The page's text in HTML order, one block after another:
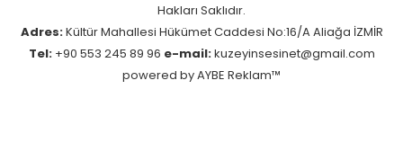
Hakları Saklıdır.
Adres:Kültür Mahallesi Hükümet Caddesi No:16/A Aliağa İZMİR
Tel:+90 553 245 89 96 e-mail:kuzeyinsesinet@gmail.com
powered byAYBE Reklam™